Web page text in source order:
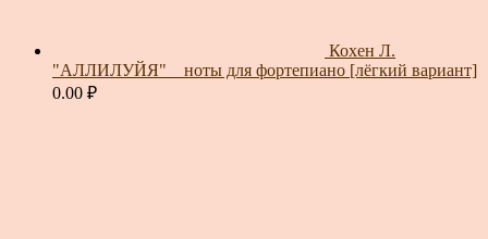
Кохен Л.
"АЛЛИЛУЙЯ" _ ноты для фортепиано [лёгкий вариант]
0.00 ₽